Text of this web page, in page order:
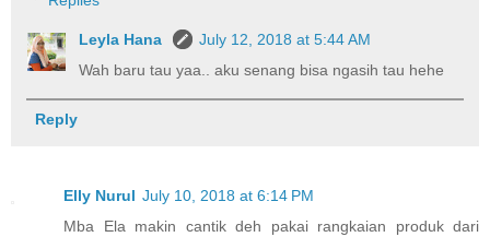
Leyla Hana
July 12, 2018 at 5:44 AM
Wah baru tau yaa.. aku senang bisa ngasih tau hehe
Reply
Elly Nurul July 10, 2018 at 6:14 PM
Mba Ela makin cantik deh pakai rangkaian produk dari